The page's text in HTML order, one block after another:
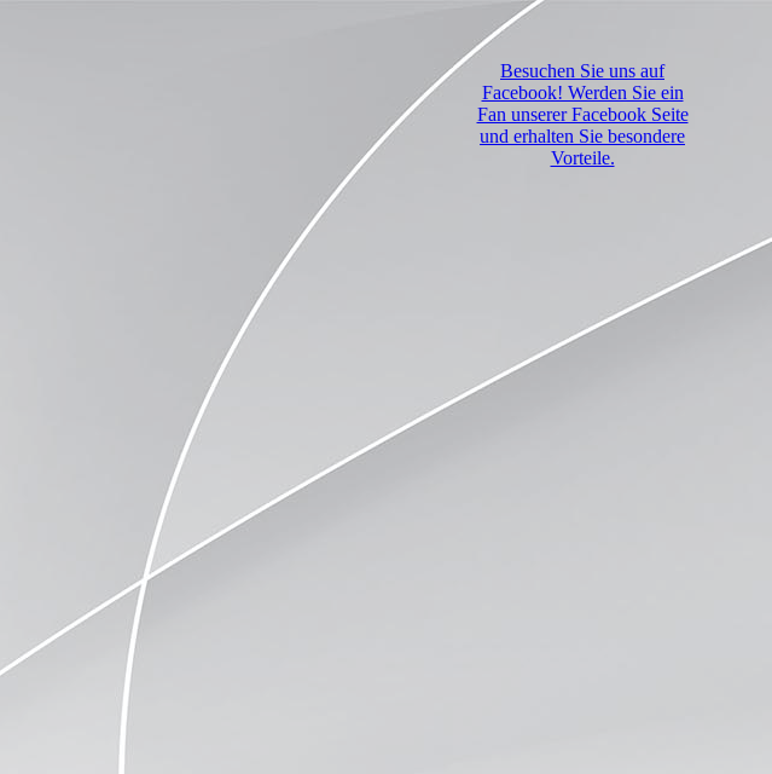
Besuchen Sie uns auf
Facebook! Werden Sie ein
Fan unserer Facebook Seite
und erhalten Sie besondere
Vorteile.